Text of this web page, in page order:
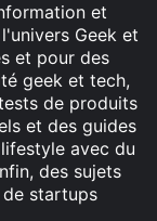
et
Geek et
et pour des
geek et tech,
de produits
et des guides
avec du
des sujets
startups